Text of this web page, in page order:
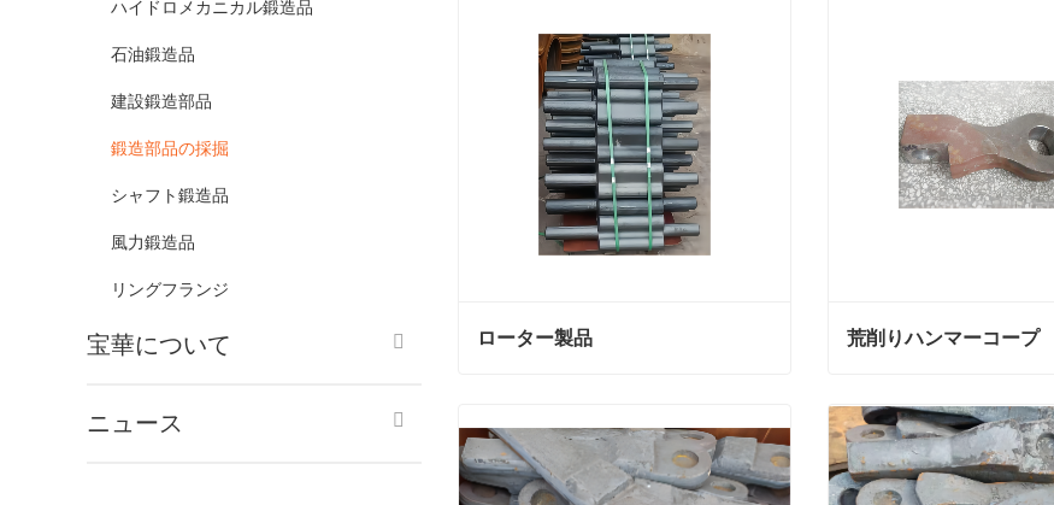
ハイドロメカニカル鍛造品
石油鍛造品
建設鍛造部品
鍛造部品の採掘
シャフト鍛造品
風力鍛造品
リングフランジ
宝華について
ニュース
ローター製品
今連絡
荒削りハンマーコープ
今連絡